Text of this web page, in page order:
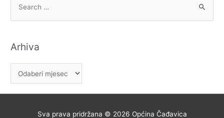
o
Arhiva
r
h
Sva prava pridržana © 2026 Općina Čađavica